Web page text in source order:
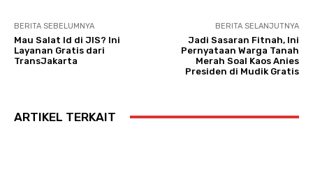
BERITA SEBELUMNYA
Mau Salat Id di JIS? Ini
Layanan Gratis dari
TransJakarta
BERITA SELANJUTNYA
Jadi Sasaran Fitnah, Ini
Pernyataan Warga Tanah
Merah Soal Kaos Anies
Presiden di Mudik Gratis
ARTIKEL TERKAIT